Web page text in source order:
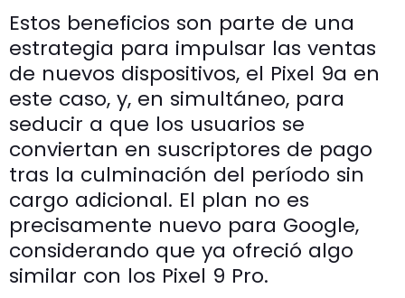
Estos beneficios son parte de una
estrategia para impulsar las ventas
de nuevos dispositivos, el Pixel 9a en
este caso, y, en simultáneo, para
seducir a que los usuarios se
conviertan en suscriptores de pago
tras la culminación del período sin
cargo adicional. El plan no es
precisamente nuevo para Google,
considerando que ya ofreció algo
similar con los Pixel 9 Pro.